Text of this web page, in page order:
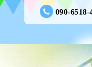
090-6518-